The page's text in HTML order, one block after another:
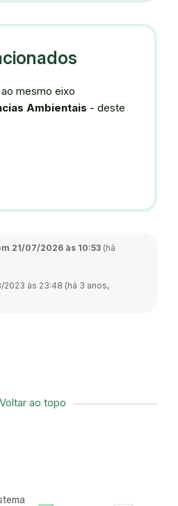
mesmo eixo
Ambientais - deste
21/07/2026 às 10:53 (há
às 23:48 (há 3 anos,
Voltar ao topo